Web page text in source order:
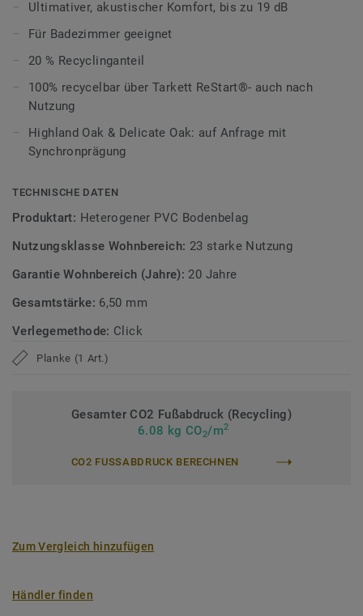
Die Tektanium-Oberfläche sorgt für eine authentische,
ultramatte Optik und schützt zuverlässig vor Kratzern,
Zirkulär gedacht
recycelbar. Zudem ist der Bodenbelag phthalatfrei und
weist sehr niedrige VOC-Emissionen auf, geprüft nach
iD Classics Click Ultimate ist auch mit 0,70 mm
Objekt (Link zur Kollektion).
>> Erfahren Sie mehr über Tarkett Klick Vinyl.
Ultimativer, akustischer Komfort, bis zu 19 dB
Für Badezimmer geeignet
20 % Recyclinganteil
100% recycelbar über Tarkett ReStart®- auch nach
Nutzung
Highland Oak & Delicate Oak: auf Anfrage mit
Synchronprägung
TECHNISCHE DATEN
Produktart: Heterogener PVC Bodenbelag
Nutzungsklasse Wohnbereich: 23 starke Nutzung
Garantie Wohnbereich (Jahre): 20 Jahre
Gesamtstärke: 6,50 mm
Verlegemethode: Click
Planke (1 Art.)
Gesamter CO2 Fußabdruck (Recycling)
6.08 kg CO2/m2
CO2 FUSSABDRUCK BERECHNEN
Zum Vergleich hinzufügen
Händler finden